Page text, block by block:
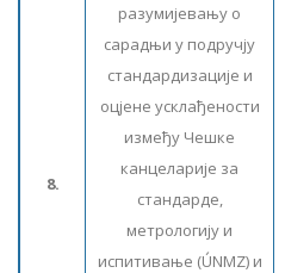
8.
разумијевању о
сарадњи у подручју
стандардизације и
оцјене усклађености
између Чешке
канцеларије за
стандарде,
метрологију и
испитивање (ÚNMZ) и